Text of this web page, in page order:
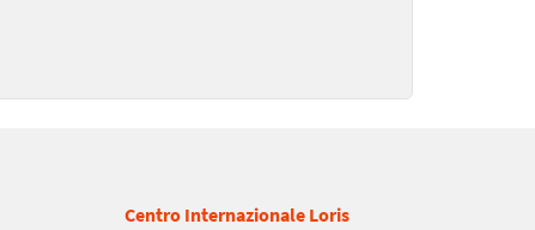
Centro Internazionale Loris